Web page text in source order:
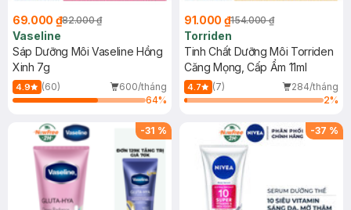
69.000 ₫82.000 ₫
Vaseline
Sáp Dưỡng Môi Vaseline Hồng
Xinh 7g
4.9 (60)
600/tháng
64%
91.000 ₫154.000 ₫
Torriden
Tinh Chất Dưỡng Môi Torriden
Căng Mọng, Cấp Ẩm 11ml
4.7 (7)
284/tháng
2%
-31 % -37 %